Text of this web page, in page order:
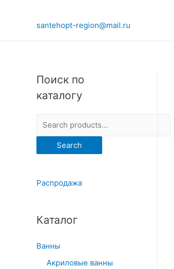
santehopt-region@mail.ru
Поиск по
каталогу
e
a
c
r
Search
Распродажа
Каталог
Ванны
Акриловые ванны